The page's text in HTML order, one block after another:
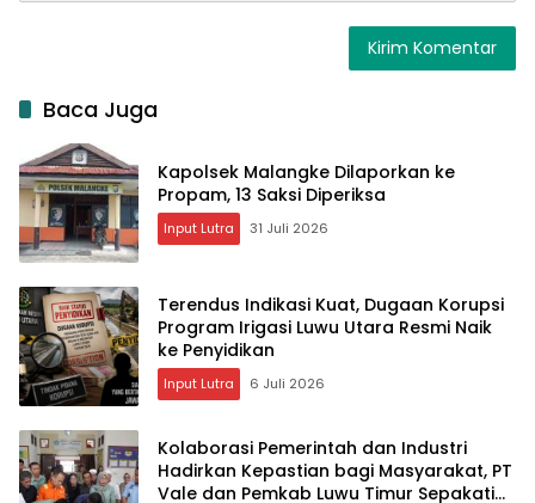
Baca Juga
Kapolsek Malangke Dilaporkan ke
Propam, 13 Saksi Diperiksa
Input Lutra 31 Juli 2026
Terendus Indikasi Kuat, Dugaan Korupsi
Program Irigasi Luwu Utara Resmi Naik
ke Penyidikan
Input Lutra 6 Juli 2026
Kolaborasi Pemerintah dan Industri
Hadirkan Kepastian bagi Masyarakat, PT
Vale dan Pemkab Luwu Timur Sepakati